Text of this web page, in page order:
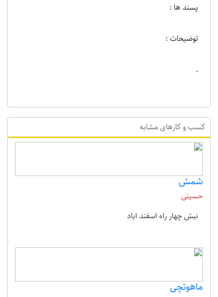
پسند ها :
توضیحات :
.
کسب و کارهای مشابه
شمش
حسینی
نبش چهار راه اسفند اباد
ماهوتچی